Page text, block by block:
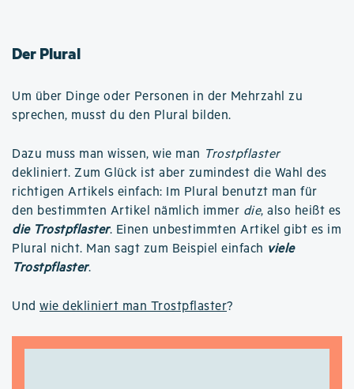
Der Plural
Um über Dinge oder Personen in der Mehrzahl zu
sprechen, musst du den Plural bilden.
Dazu muss man wissen, wie man Trostpflaster
dekliniert. Zum Glück ist aber zumindest die Wahl des
richtigen Artikels einfach: Im Plural benutzt man für
den bestimmten Artikel nämlich immer die, also heißt es
die Trostpflaster. Einen unbestimmten Artikel gibt es im
Plural nicht. Man sagt zum Beispiel einfach viele
Trostpflaster.
Und wie dekliniert man Trostpflaster?